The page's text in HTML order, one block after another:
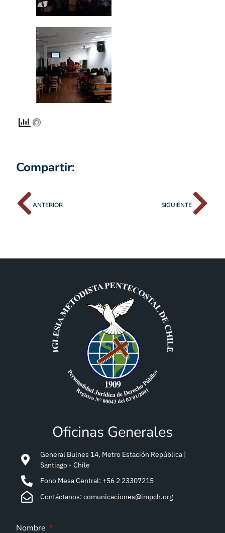
Compartir:
ANTERIOR SIGUIENTE
Oficinas Generales
General Bulnes 14, Metro Estación República |
Santiago - Chile
Fono Mesa Central: +56 2 23307215
Contáctanos: comunicaciones@impch.org
Nombre